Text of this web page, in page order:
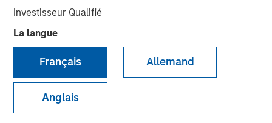
Investisseur Qualifié
La langue
Français Allemand
Anglais
10 JANVIER 2018
CHENNAI — January 10, 2018, 15:10 IST